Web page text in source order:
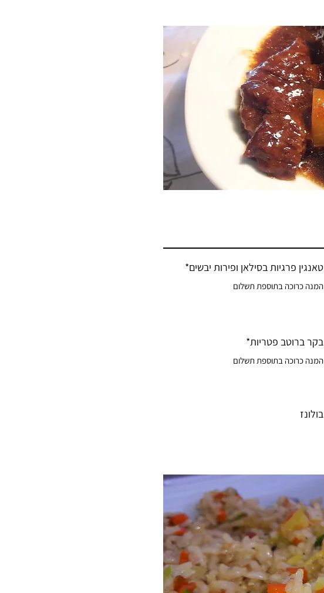
טאנגין פרגיות בסילאן ופירות יבשים*
המנה כרוכה בתוספת תשלום
בקר ברוטב פטריות*
המנה כרוכה בתוספת תשלום
בולונז